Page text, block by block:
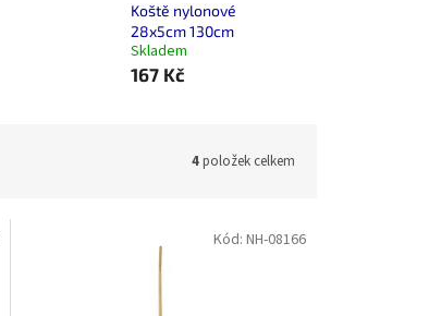
Koště nylonové
28x5cm 130cm
Skladem
167 Kč
4položek celkem
Kód: NH-08166